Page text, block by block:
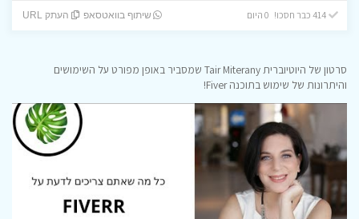
414 כבר חסכו! 0 היום שיתוף בוואטסאפ העתק URL
סרטון של היוטיוברית Tair Miterany שמסביר באופן מפורט על השימושים
והיתרונות של שימוש בתוכנה Fiver!